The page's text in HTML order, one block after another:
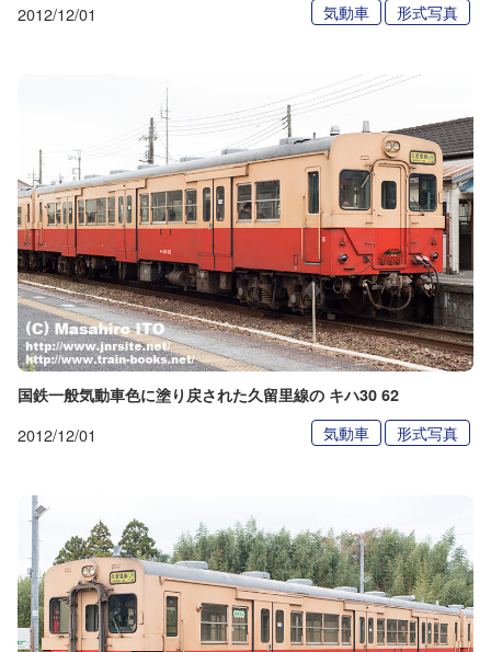
2012/12/01 気動車 形式写真
国鉄一般気動車色に塗り戻された久留里線の キハ30 62
2012/12/01 気動車 形式写真